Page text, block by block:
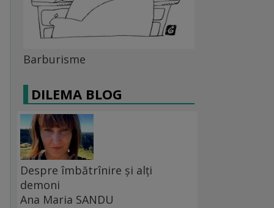
Barburisme
DILEMA BLOG
Despre îmbătrînire și alți
demoni
Ana Maria SANDU